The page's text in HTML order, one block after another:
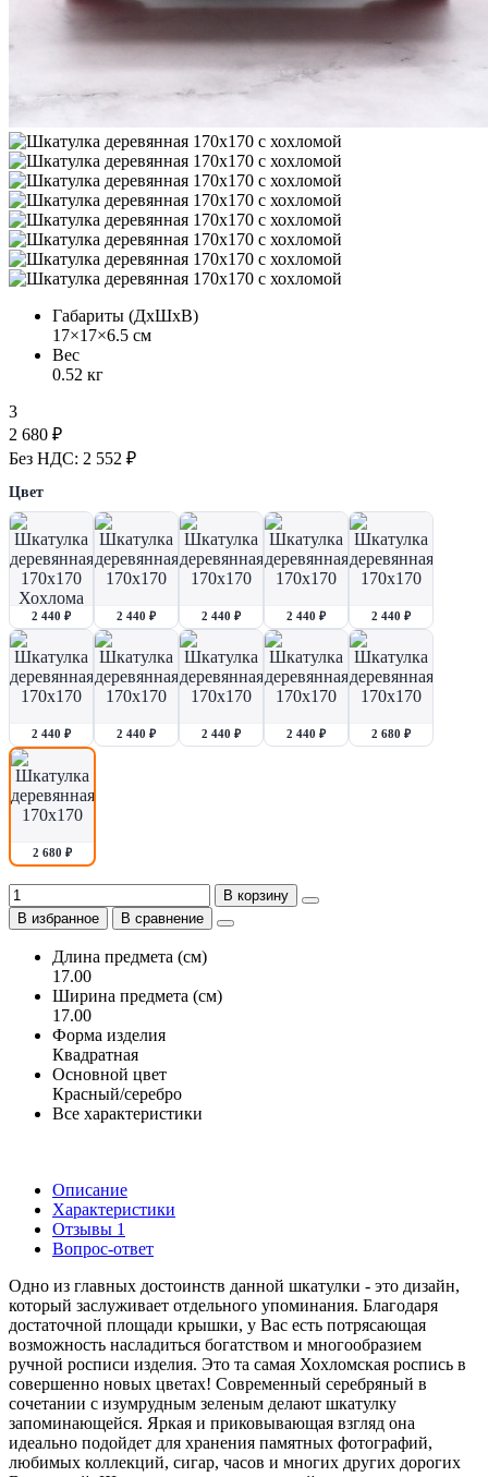
Габариты (ДхШхВ)
17×17×6.5 см
Вес
0.52 кг
3
2 680 ₽
Без НДС: 2 552 ₽
Цвет
2 440 ₽ 2 440 ₽ 2 440 ₽ 2 440 ₽ 2 440 ₽
2 440 ₽ 2 440 ₽ 2 440 ₽ 2 440 ₽ 2 680 ₽
2 680 ₽
В корзину
В избранное
В сравнение
Длина предмета (см)
17.00
Ширина предмета (см)
17.00
Форма изделия
Квадратная
Основной цвет
Красный/серебро
Все характеристики
Описание
Характеристики
Отзывы 1
Вопрос-ответ
Одно из главных достоинств данной шкатулки - это дизайн,
который заслуживает отдельного упоминания. Благодаря
достаточной площади крышки, у Вас есть потрясающая
возможность насладиться богатством и многообразием
ручной росписи изделия. Это та самая Хохломская роспись в
совершенно новых цветах! Современный серебряный в
сочетании с изумрудным зеленым делают шкатулку
запоминающейся. Яркая и приковывающая взгляд она
идеально подойдет для хранения памятных фотографий,
любимых коллекций, сигар, часов и многих других дорогих